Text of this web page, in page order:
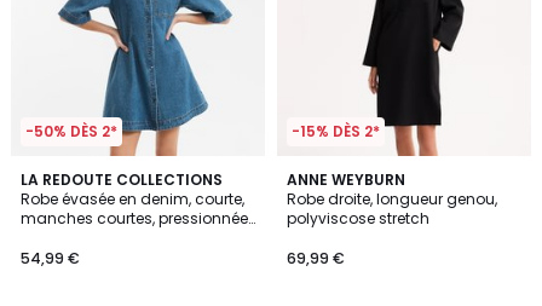
-50% DÈS 2*
LA REDOUTE COLLECTIONS
Robe évasée en denim, courte,
manches courtes, pressionnée
54,99 €
5
/
5
-15% DÈS 2*
ANNE WEYBURN
Robe droite, longueur genou,
polyviscose stretch
69,99 €
5
/
5